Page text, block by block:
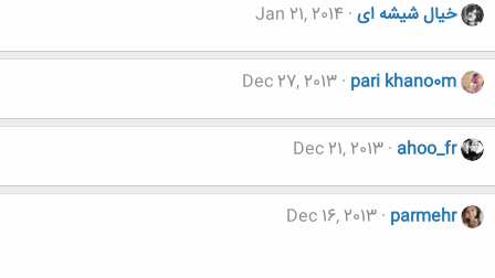
خیال شیشه ای Jan 21, 2014
pari khano0m
Dec 27, 2013
ahoo_fr
Dec 21, 2013
parmehr
Dec 16, 2013